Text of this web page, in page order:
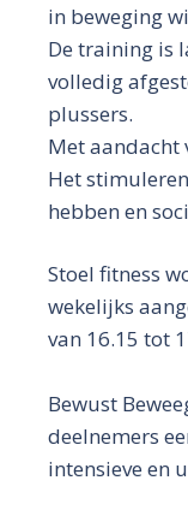
in beweging
De training is
volledig
plussers.
Met aandacht
Het
hebben en
Stoel fitness
wekelijks
van 16.15 tot
Bewust
deelnemers
intensieve en